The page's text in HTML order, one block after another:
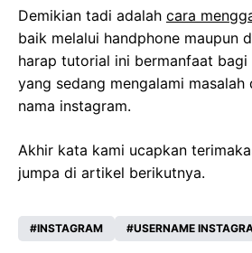
Demikian tadi adalah cara
baik melalui handphone maupun
harap tutorial ini bermanfaat bagi
yang sedang mengalami masalah
nama instagram.
Akhir kata kami ucapkan
jumpa di artikel berikutnya.
INSTAGRAM USERNAME